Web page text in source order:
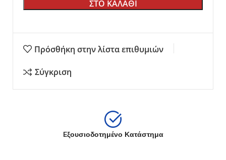
ΣΤΟ ΚΑΛΑΘΙ
Πρόσθήκη στην λίστα επιθυμιών
Σύγκριση
Eξουσιοδοτημένο Κατάστημα